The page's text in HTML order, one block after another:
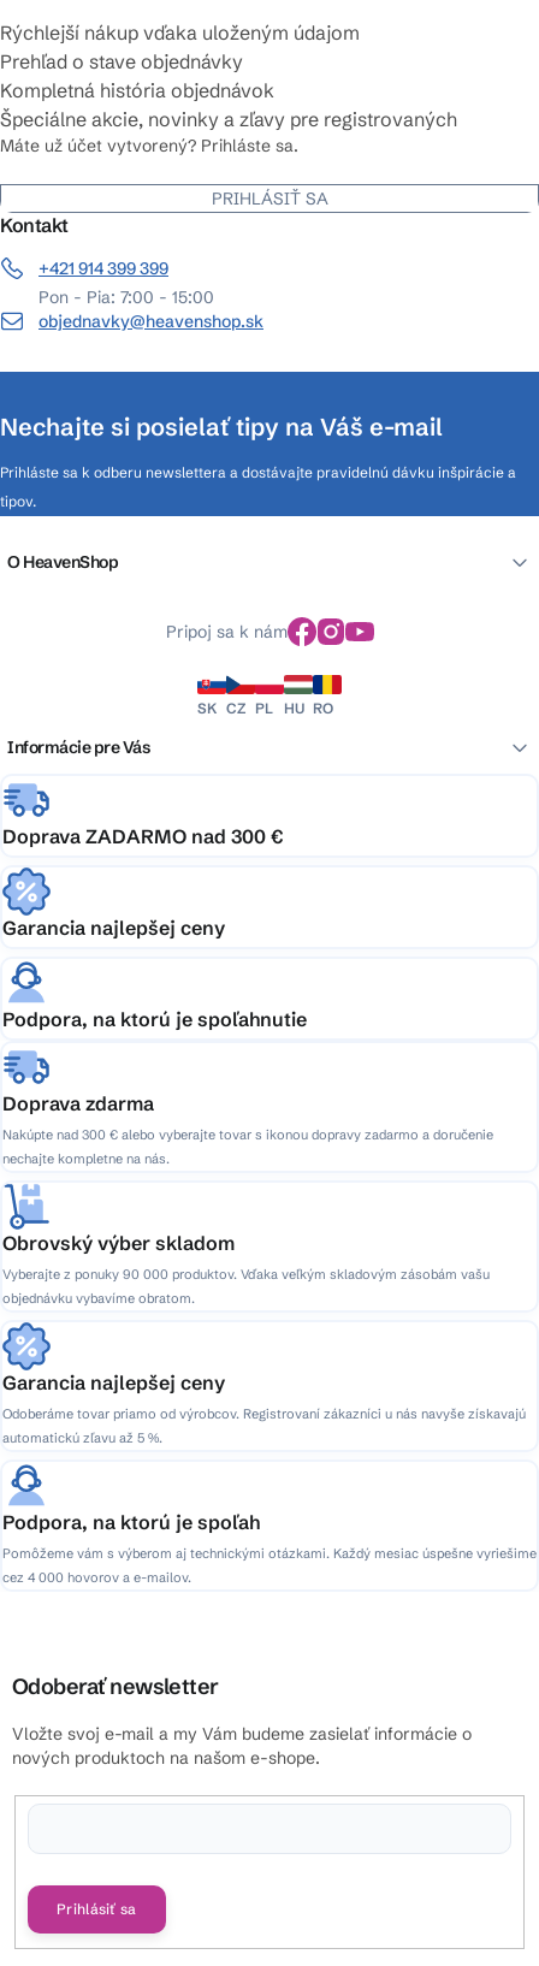
Rýchlejší nákup vďaka uloženým údajom
Prehľad o stave objednávky
Kompletná história objednávok
Špeciálne akcie, novinky a zľavy pre registrovaných
Máte už účet vytvorený? Prihláste sa.
PRIHLÁSIŤ SA
Kontakt
+421 914 399 399
Pon - Pia: 7:00 - 15:00
objednavky@heavenshop.sk
Nechajte si posielať tipy na Váš e-mail
Prihláste sa k odberu newslettera a dostávajte pravidelnú dávku inšpirácie a
tipov.
O HeavenShop
Pripoj sa k nám
SK CZ PL HU RO
Informácie pre Vás
Doprava ZADARMO nad 300 €
Garancia najlepšej ceny
Podpora, na ktorú je spoľahnutie
Doprava zdarma
Nakúpte nad 300 € alebo vyberajte tovar s ikonou dopravy zadarmo a doručenie
nechajte kompletne na nás.
Obrovský výber skladom
Vyberajte z ponuky 90 000 produktov. Vďaka veľkým skladovým zásobám vašu
objednávku vybavíme obratom.
Garancia najlepšej ceny
Odoberáme tovar priamo od výrobcov. Registrovaní zákazníci u nás navyše získavajú
automatickú zľavu až 5 %.
Podpora, na ktorú je spoľah
Pomôžeme vám s výberom aj technickými otázkami. Každý mesiac úspešne vyriešime
cez 4 000 hovorov a e-mailov.
Odoberať newsletter
Vložte svoj e-mail a my Vám budeme zasielať informácie o
nových produktoch na našom e-shope.
Prihlásiť sa